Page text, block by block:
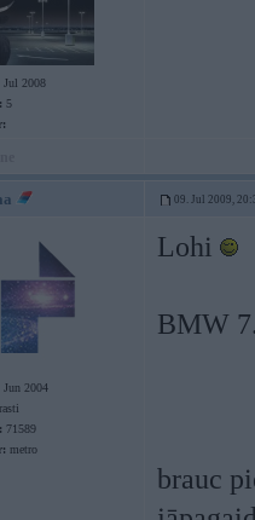
Jul 2008
5
09. Jul 2009,
Jun 2004
71589
metro
Lohi
BMW
brauc